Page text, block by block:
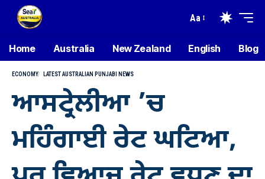
Aa
Home Australia New Zealand English Blog
ECONOMY LATEST AUSTRALIAN PUNJABI NEWS
ਆਸਟ੍ਰੇਲੀਆ ’ਚ
ਮਹਿੰਗਾਈ ਰੇਟ ਘਟਿਆ,